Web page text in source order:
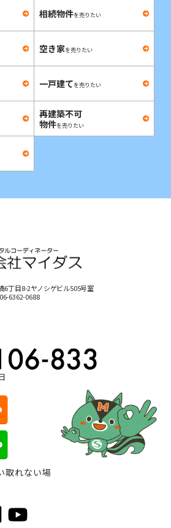
相続物件を売りたい
空き家を売りたい
一戸建てを売りたい
再建築不可
物件を売りたい
6丁目8-2ヤノシゲビル505号室
6362-0688
取れない場